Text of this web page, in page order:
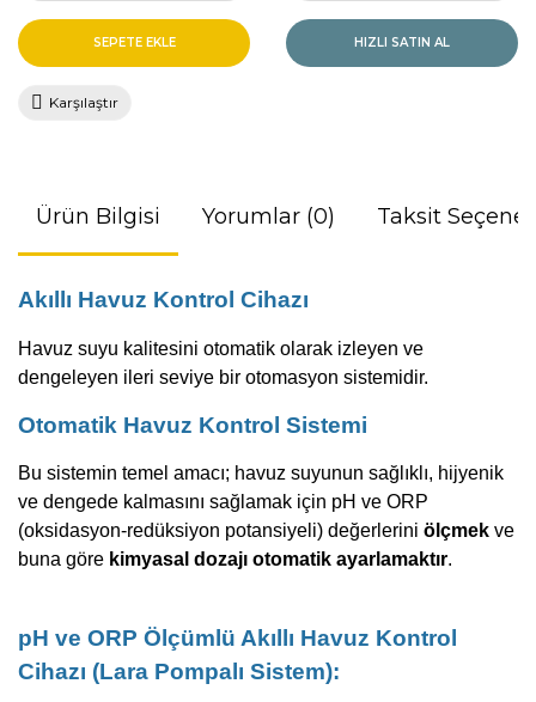
SEPETE EKLE HIZLI SATIN AL
Karşılaştır
Ürün Bilgisi Yorumlar (0) Taksit
Akıllı Havuz Kontrol Cihazı
Havuz suyu kalitesini otomatik olarak izleyen ve
dengeleyen ileri seviye bir otomasyon sistemidir.
Otomatik Havuz Kontrol Sistemi
Bu sistemin temel amacı; havuz suyunun sağlıklı, hijyenik
ve dengede kalmasını sağlamak için pH ve ORP
(oksidasyon-redüksiyon potansiyeli) değerlerini ölçmek ve
buna göre kimyasal dozajı otomatik ayarlamaktır.
pH ve ORP Ölçümlü Akıllı Havuz Kontrol
Cihazı (Lara Pompalı Sistem):